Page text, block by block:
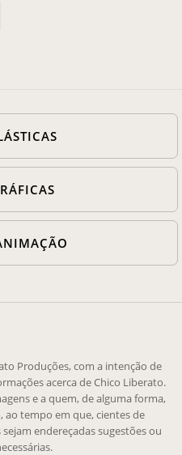
Produções, com a intenção de
acerca de Chico Liberato.
e a quem, de alguma forma,
ao tempo em que, cientes de
endereçadas sugestões ou